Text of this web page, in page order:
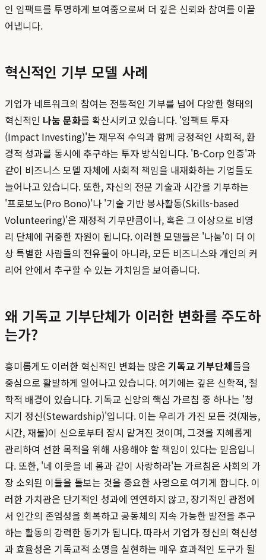
인 임팩트를 투명하게 보여줌으로써 더 깊은 신뢰와 참여를 이끌
어냅니다.
혁신적인 기부 모델 사례
기업가 네트워크의 참여는 전통적인 기부를 넘어 다양한 형태의
혁신적인 나눔 문화를 확산시키고 있습니다. '임팩트 투자
(Impact Investing)'는 재무적 수익과 함께 긍정적인 사회적, 환
경적 성과를 동시에 추구하는 투자 방식입니다. 'B-Corp 인증'과
같이 비즈니스 모델 자체에 사회적 책임을 내재화하는 기업들도
늘어나고 있습니다. 또한, 자신의 전문 기술과 시간을 기부하는
'프로보노(Pro Bono)'나 '기술 기반 봉사활동(Skills-based
Volunteering)'은 재정적 기부만큼이나, 혹은 그 이상으로 비영
리 단체에 귀중한 자원이 됩니다. 이러한 모델들은 '나눔'이 더 이
상 특별한 사람들의 전유물이 아니라, 모든 비즈니스와 개인의 커
리어 안에서 추구할 수 있는 가치임을 보여줍니다.
왜 기독교 기부단체가 이러한 변화를 주도하
는가?
흥미롭게도 이러한 혁신적인 변화는 많은 기독교 기부단체들을
중심으로 활발하게 일어나고 있습니다. 여기에는 깊은 신학적, 철
학적 배경이 있습니다. 기독교 신앙의 핵심 가르침 중 하나는 '청
지기 정신(Stewardship)'입니다. 이는 우리가 가진 모든 것(재능,
시간, 재물)이 신으로부터 잠시 맡겨진 것이며, 그것을 지혜롭게
관리하여 선한 목적을 위해 사용해야 할 책임이 있다는 믿음입니
다. 또한, '네 이웃을 네 몸과 같이 사랑하라'는 가르침은 사회의 가
장 소외된 이들을 돌보는 것을 중요한 사명으로 여기게 합니다. 이
러한 가치관은 단기적인 성과에 연연하지 않고, 장기적인 관점에
서 인간의 존엄성을 회복하고 공동체의 지속 가능한 발전을 추구
하는 활동의 강력한 동기가 됩니다. 따라서 기업가 정신의 혁신성
과 효율성은 기독교적 소명을 실현하는 매우 효과적인 도구가 될